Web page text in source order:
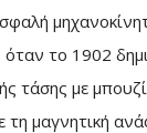
το 1902
τάσης με
τη μαγνητική